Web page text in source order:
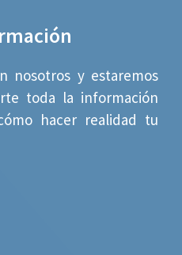
nosotros y estaremos
toda la información
hacer realidad tu